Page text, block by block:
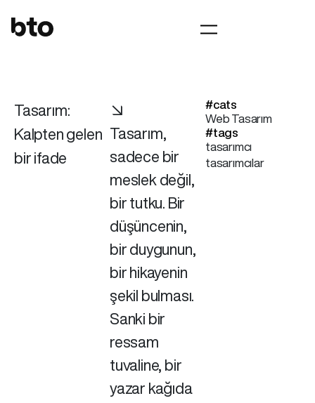
Tasarım:
Kalpten gelen
bir ifade
↘
Tasarım,
sadece bir
meslek değil,
bir tutku. Bir
düşüncenin,
bir duygunun,
bir hikayenin
şekil bulması.
Sanki bir
ressam
tuvaline, bir
yazar kağıda
#cats
Web Tasarım
#tags
tasarımcı
tasarımcılar